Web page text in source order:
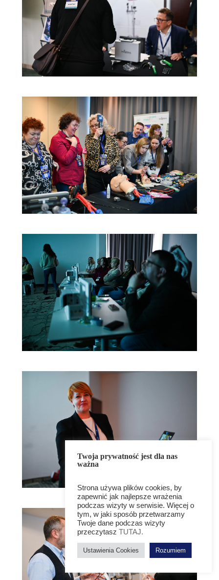
Twoja prywatność jest dla nas
ważna
Strona używa plików cookies, by
zapewnić jak najlepsze wrażenia
podczas wizyty w serwisie. Więcej o
tym, w jaki sposób przetwarzamy
Twoje dane podczas wizyty
przeczytasz TUTAJ.
Ustawienia Cookies Rozumiem